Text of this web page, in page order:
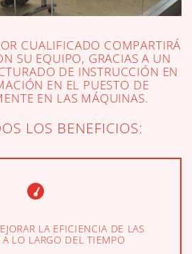
CUALIFICADO COMPARTIRÁ
SU EQUIPO, GRACIAS A UN
DE INSTRUCCIÓN EN
EN EL PUESTO DE
EN LAS MÁQUINAS.
LOS BENEFICIOS:
LA EFICIENCIA DE LAS
LO LARGO DEL TIEMPO